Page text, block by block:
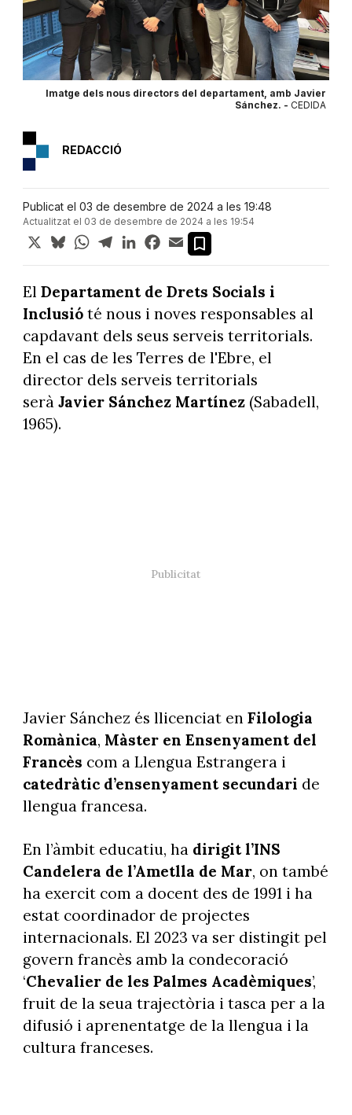
Imatge dels nous directors del departament, amb Javier
Sánchez. - CEDIDA
REDACCIÓ
Publicat el 03 de desembre de 2024 a les 19:48
Actualitzat el 03 de desembre de 2024 a les 19:54
X BlueskyWhatsApp
TelegramLinkedInFacebook
Email
El Departament de Drets Socials i
Inclusióté nous i noves responsables al
capdavant dels seus serveis territorials.
En el cas de les Terres de l'Ebre, el
director dels serveis territorials
serà Javier Sánchez Martínez(Sabadell,
1965).
Javier Sánchez és llicenciat en Filologia
Romànica, Màster en Ensenyament del
Francès com a Llengua Estrangera i
catedràtic d’ensenyament secundari de
llengua francesa.
En l’àmbit educatiu, ha dirigit l’INS
Candelera de l’Ametlla de Mar, on també
ha exercit com a docent des de 1991 i ha
estat coordinador de projectes
internacionals. El 2023 va ser distingit pel
govern francès amb la condecoració
‘Chevalier de les Palmes Acadèmiques’,
fruit de la seua trajectòria i tasca per a la
difusió i aprenentatge de la llengua i la
cultura franceses.